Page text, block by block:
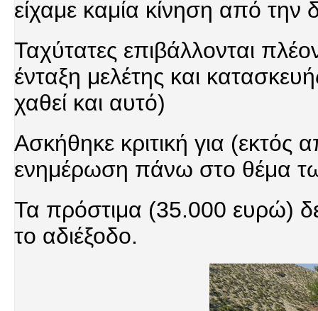
είχαμε καμία κίνηση από την
Ταχύτατες επιβάλλονται
ένταξη μελέτης και
χαθεί και αυτό)
Ασκήθηκε κριτική για (εκτός
ενημέρωση πάνω στο θέμα
Τα πρόστιμα (35.000 ευρώ)
το αδιέξοδο.